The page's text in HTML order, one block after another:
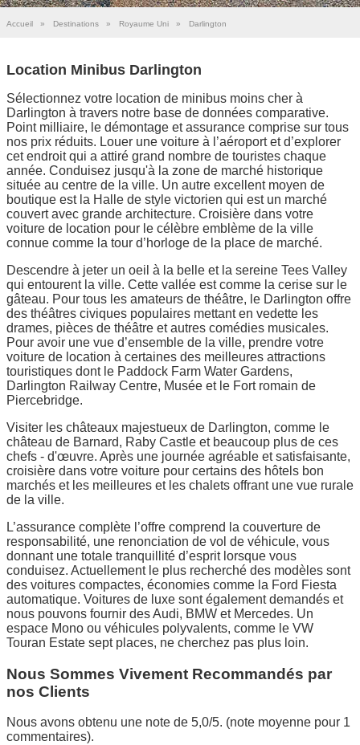
Accueil » Destinations » Royaume Uni » Darlington
Location Minibus Darlington
Sélectionnez votre location de minibus moins cher à
Darlington à travers notre base de données comparative.
Point milliaire, le démontage et assurance comprise sur tous
nos prix réduits. Louer une voiture à l’aéroport et d’explorer
cet endroit qui a attiré grand nombre de touristes chaque
année. Conduisez jusqu'à la zone de marché historique
située au centre de la ville. Un autre excellent moyen de
boutique est la Halle de style victorien qui est un marché
couvert avec grande architecture. Croisière dans votre
voiture de location pour le célèbre emblème de la ville
connue comme la tour d’horloge de la place de marché.
Descendre à jeter un oeil à la belle et la sereine Tees Valley
qui entourent la ville. Cette vallée est comme la cerise sur le
gâteau. Pour tous les amateurs de théâtre, le Darlington offre
des théâtres civiques populaires mettant en vedette les
drames, pièces de théâtre et autres comédies musicales.
Pour avoir une vue d’ensemble de la ville, prendre votre
voiture de location à certaines des meilleures attractions
touristiques dont le Paddock Farm Water Gardens,
Darlington Railway Centre, Musée et le Fort romain de
Piercebridge.
Visiter les châteaux majestueux de Darlington, comme le
château de Barnard, Raby Castle et beaucoup plus de ces
chefs - d'œuvre. Après une journée agréable et satisfaisante,
croisière dans votre voiture pour certains des hôtels bon
marchés et les meilleures et les chalets offrant une vue rurale
de la ville.
L’assurance complète l’offre comprend la couverture de
responsabilité, une renonciation de vol de véhicule, vous
donnant une totale tranquillité d’esprit lorsque vous
conduisez. Actuellement le plus recherché des modèles sont
des voitures compactes, économies comme la Ford Fiesta
automatique. Voitures de luxe sont également demandés et
nous pouvons fournir des Audi, BMW et Mercedes. Un
espace Mono ou véhicules polyvalents, comme le VW
Touran Estate sept places, ne cherchez pas plus loin.
Nous Sommes Vivement Recommandés par
nos Clients
Nous avons obtenu une note de 5,0/5. (note moyenne pour 1
commentaires).